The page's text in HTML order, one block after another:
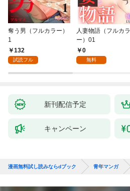
奪う男（フルカラー）
1
132
試読フル
人妻物語（フルカラ
ー）01
0
無料
新刊配信予定
キャンペーン
漫画無料試し読みならdブック 青年マンガ